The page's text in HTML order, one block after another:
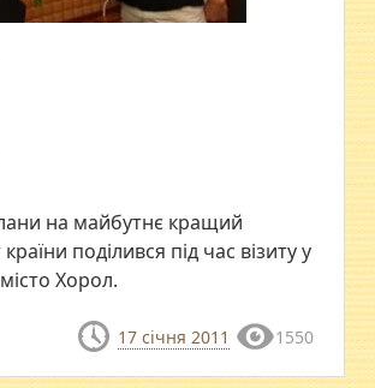
на майбутнє кращий
поділився під час візиту у
Хорол.
17 січня 2011 1550